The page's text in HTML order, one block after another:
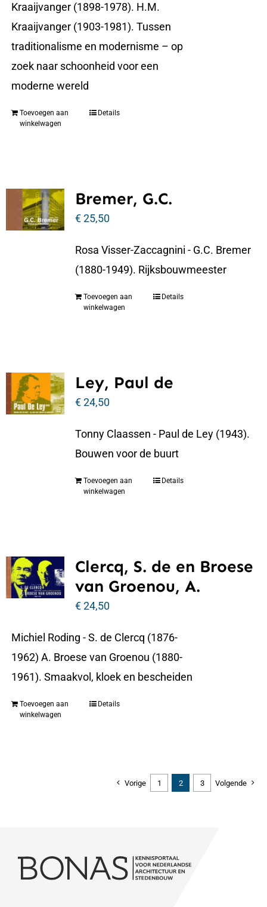
Kraaijvanger (1898-1978). H.M.
Kraaijvanger (1903-1981). Tussen
traditionalisme en modernisme – op
zoek naar schoonheid voor een
moderne wereld
Toevoegen aan
winkelwagen
Details
Bremer, G.C.
€25,50
Rosa Visser-Zaccagnini - G.C. Bremer
(1880-1949). Rijksbouwmeester
Toevoegen aan
winkelwagen
Details
Ley, Paul de
€24,50
Tonny Claassen - Paul de Ley (1943).
Bouwen voor de buurt
Toevoegen aan
winkelwagen
Details
Clercq, S. de en Broese
van Groenou, A.
€24,50
Michiel Roding - S. de Clercq (1876-
1962) A. Broese van Groenou (1880-
1961). Smaakvol, kloek en bescheiden
Toevoegen aan
winkelwagen
Details
Vorige 1 2 3 Volgende